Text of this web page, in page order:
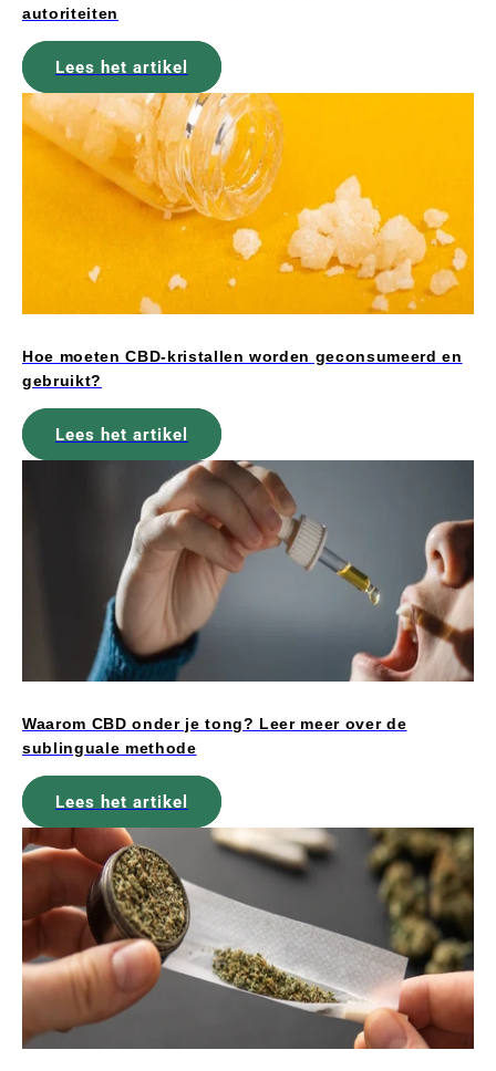
autoriteiten
Lees het artikel
Hoe moeten CBD-kristallen worden geconsumeerd en
gebruikt?
Lees het artikel
Waarom CBD onder je tong? Leer meer over de
sublinguale methode
Lees het artikel